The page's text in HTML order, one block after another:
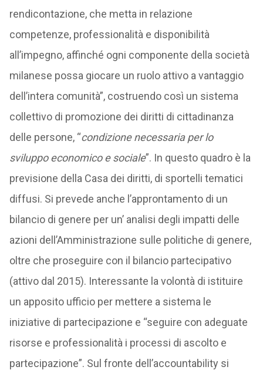
rendicontazione, che metta in relazione
competenze, professionalità e disponibilità
all’impegno, affinché ogni componente della società
milanese possa giocare un ruolo attivo a vantaggio
dell’intera comunità”, costruendo così un sistema
collettivo di promozione dei diritti di cittadinanza
delle persone, “condizione necessaria per lo
sviluppo economico e sociale”. In questo quadro è la
previsione della Casa dei diritti, di sportelli tematici
diffusi. Si prevede anche l’approntamento di un
bilancio di genere per un’ analisi degli impatti delle
azioni dell’Amministrazione sulle politiche di genere,
oltre che proseguire con il bilancio partecipativo
(attivo dal 2015). Interessante la volontà di istituire
un apposito ufficio per mettere a sistema le
iniziative di partecipazione e “seguire con adeguate
risorse e professionalità i processi di ascolto e
partecipazione”. Sul fronte dell’accountability si